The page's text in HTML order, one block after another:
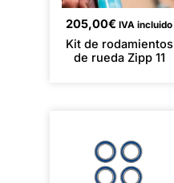
205,00€ IVA incluido
Kit de rodamientos
de rueda Zipp 11